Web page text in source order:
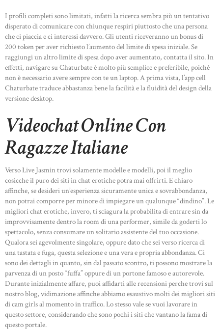
I profili completi sono limitati, infatti la ricerca sembra più un tentativo
disperato di comunicare con chiunque respiri piuttosto che una persona
che ci piaccia e ci interessi davvero. Gli utenti riceveranno un bonus di
200 token per aver richiesto l’aumento del limite di spesa iniziale. Se
raggiungi un altro limite di spesa dopo aver aumentato, contatta il sito. In
effetti, navigare su Chaturbate è molto più semplice e preferibile, poiché
non è necessario avere sempre con te un laptop. A prima vista, l’app cell
Chaturbate traduce abbastanza bene la facilità e la fluidità del design della
versione desktop.
Videochat Online Con
Ragazze Italiane
Verso Live Jasmin trovi solamente modelle e modelli, poi il meglio
cosicche il puro dei siti in chat erotiche potra mai offrirti. E chiaro
affinche, se desideri un’esperienza sicuramente unica e sovrabbondanza,
non potrai comporre per minore di impiegare un qualunque “dindino”. Le
migliori chat erotiche, invero, ti sciagura la probabilita di entrare sin da
improvvisamente dentro la room di una performer, simile da goderti lo
spettacolo, senza consumare un solitario assistente del tuo occasione.
Qualora sei agevolmente singolare, oppure dato che sei verso ricerca di
una tastata e fuga, questa selezione e una vera e propria abbondanza. Ci
sono dei dettagli in quanto, sin dal passato scontro, ti possono mostrare la
parvenza di un posto “fuffa” oppure di un portone famoso e autorevole.
Durante inizialmente affare, puoi affidarti alle recensioni perche trovi sul
nostro blog, vidimazione affinche abbiamo esaustivo molti dei migliori siti
di cam girls al momento in traffico. Lo stesso vale se vuoi lavorare in
questo settore, considerando che sono pochi i siti che vantano la fama di
questo portale.